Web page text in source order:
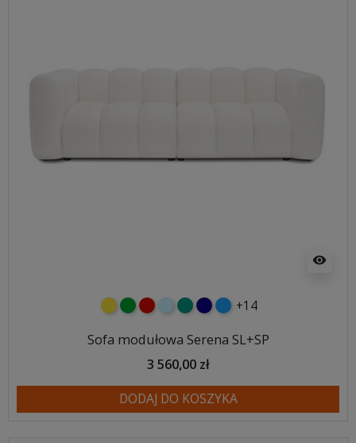
visibility
żółtyzielonyczerwony
błękitnyturkusowy
granatowy
niebieski
+14
Sofa modułowa Serena SL+SP
3 560,00 zł
DODAJ DO KOSZYKA